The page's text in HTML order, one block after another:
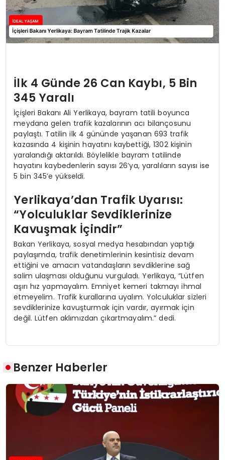
İlk 4 Günde 26 Can Kaybı, 5 Bin
345 Yaralı
İçişleri Bakanı Ali Yerlikaya, bayram tatili boyunca
meydana gelen trafik kazalarının acı bilançosunu
paylaştı. Tatilin ilk 4 gününde yaşanan 693 trafik
kazasında 4 kişinin hayatını kaybettiği, 1302 kişinin
yaralandığı aktarıldı. Böylelikle bayram tatilinde
hayatını kaybedenlerin sayısı 26’ya, yaralıların sayısı ise
5 bin 345’e yükseldi.
Yerlikaya’dan Trafik Uyarısı:
“Yolculuklar Sevdiklerinize
Kavuşmak İçindir”
Bakan Yerlikaya, sosyal medya hesabından yaptığı
paylaşımda, trafik denetimlerinin kesintisiz devam
ettiğini ve amacın vatandaşların sevdiklerine sağ
salim ulaşması olduğunu vurguladı. Yerlikaya, “Lütfen
aşırı hız yapmayalım. Emniyet kemeri takmayı ihmal
etmeyelim. Trafik kurallarına uyalım. Yolculuklar sizleri
sevdiklerinize kavuşturmak için vardır, ayırmak için
değil. Lütfen aklımızdan çıkartmayalım.” dedi.
Benzer Haberler